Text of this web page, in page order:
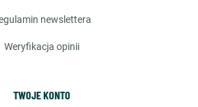
newslettera
weryfikacja opinii
TWOJE KONTO